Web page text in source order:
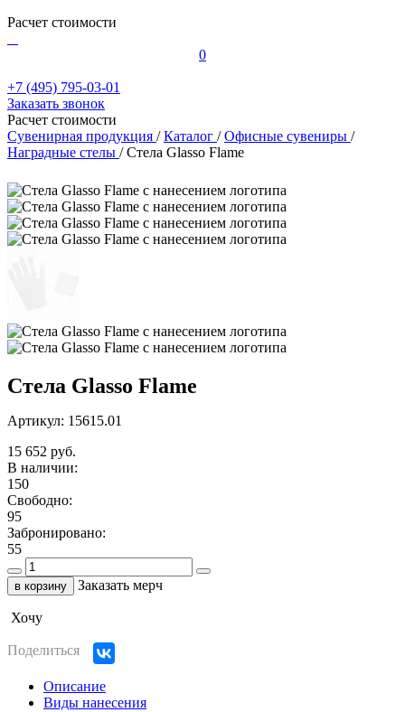
Расчет стоимости
0
+7 (495) 795-03-01
Заказать звонок
Расчет стоимости
Сувенирная продукция / Каталог / Офисные сувениры /
Наградные стелы / Стела Glasso Flame
Стела Glasso Flame
Артикул: 15615.01
15 652 руб.
В наличии:
150
Свободно:
95
Забронировано:
55
в корзину Заказать мерч
Хочу
Поделиться
Описание
Виды нанесения